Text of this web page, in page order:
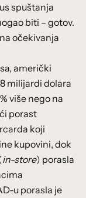
spuštanja
biti – gotov.
očekivanja
američki
milijardi dolara
više nego na
porast
koji
kupovini, dok
in-store) porasla
u porasla je